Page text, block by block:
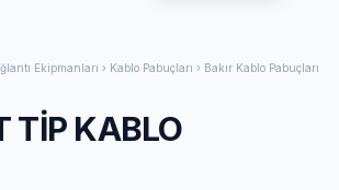
Ekipmanları › Kablo Pabuçları › Bakır Kablo Pabuçları
TİP KABLO